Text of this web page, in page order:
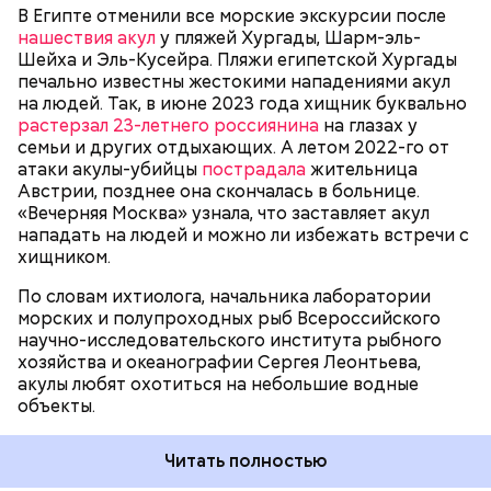
В Египте отменили все морские экскурсии после
нашествия акулу пляжей Хургады, Шарм-эль-
Шейха и Эль-Кусейра. Пляжи египетской Хургады
печально известны жестокими нападениями акул
на людей. Так, в июне 2023 года хищник буквально
растерзал 23-летнего россиянина на глазах у
семьи и других отдыхающих. А летом 2022-го от
атаки акулы-убийцы пострадалажительница
Австрии, позднее она скончалась в больнице.
«Вечерняя Москва» узнала, что заставляет акул
нападать на людей и можно ли избежать встречи с
хищником.
По словам ихтиолога, начальника лаборатории
морских и полупроходных рыб Всероссийского
научно-исследовательского института рыбного
хозяйства и океанографии Сергея Леонтьева,
акулы любят охотиться на небольшие водные
объекты.
пассажиры таких плавательных средств
оказывались жертвами этих хищных рыб, — сказал
собеседник «ВМ».
Читать полностью
БЕЗОПАСНОСТЬ СМЕРТЬ РЫБА
Собеседник «Вечерней Москвы» отметил, что еще
несколько лет назад о таких походах даже мечтать
не приходилось, но сегодня это вполне
гидом.
— Ко всем этим рейтингам и часам нужно
относиться скептически, ведь все эти оценки
экспертов, заключения, предположения
ангажированы. Такие заявления кому-то выгодны,
— пояснил эксперт.
сохранения природы тоже стоят остро.